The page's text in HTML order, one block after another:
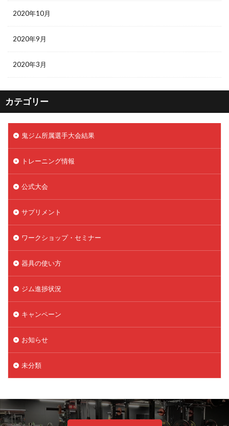
2020年10月
2020年9月
2020年3月
カテゴリー
鬼ジム所属選手大会結果
トレーニング情報
公式大会
サプリメント
ワークショップ・セミナー
器具の使い方
ジム進捗状況
キャンペーン
お知らせ
未分類